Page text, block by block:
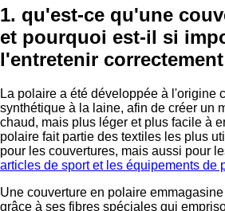
1. qu'est-ce qu'une
et pourquoi est-il si
l'entretenir
La polaire a été développée à l'origine
synthétique à la laine, afin de créer un
chaud, mais plus léger et plus facile à
polaire fait partie des textiles les plus
pour les couvertures, mais aussi pour
articles de sport et les équipements de
Une couverture en polaire
grâce à ses fibres spéciales qui